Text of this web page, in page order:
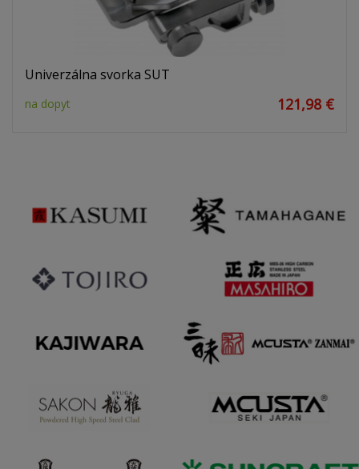
Univerzálna svorka SUT
na dopyt 121,98 €